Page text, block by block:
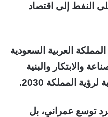
النفط إلى اقتصاد
العربية السعودية
والابتكار والبنية
المملكة 2030.
توسع عمراني، بل